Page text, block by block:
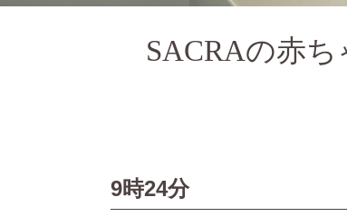
SACRAの赤ち
9時24分